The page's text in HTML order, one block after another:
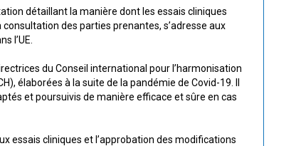
détaillant la manière dont les essais cliniques
des parties prenantes, s’adresse aux
l’UE.
du Conseil international pour l’harmonisation
élaborées à la suite de la pandémie de Covid-19. Il
et poursuivis de manière efficace et sûre en cas
essais cliniques et l’approbation des modifications